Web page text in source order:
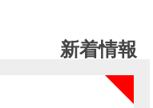
新着情報
NEW